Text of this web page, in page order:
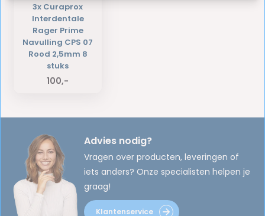
3x Curaprox
Interdentale
Rager Prime
Navulling CPS 07
Rood 2,5mm 8
stuks
100,-
Advies nodig?
Vragen over producten, leveringen of
iets anders? Onze specialisten helpen je
graag!
Klantenservice